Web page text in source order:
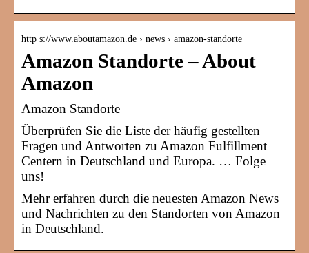
http s://www.aboutamazon.de › news › amazon-standorte
Amazon Standorte – About
Amazon
Amazon Standorte
Überprüfen Sie die Liste der häufig gestellten
Fragen und Antworten zu Amazon Fulfillment
Centern in Deutschland und Europa. … Folge
uns!
Mehr erfahren durch die neuesten Amazon News
und Nachrichten zu den Standorten von Amazon
in Deutschland.